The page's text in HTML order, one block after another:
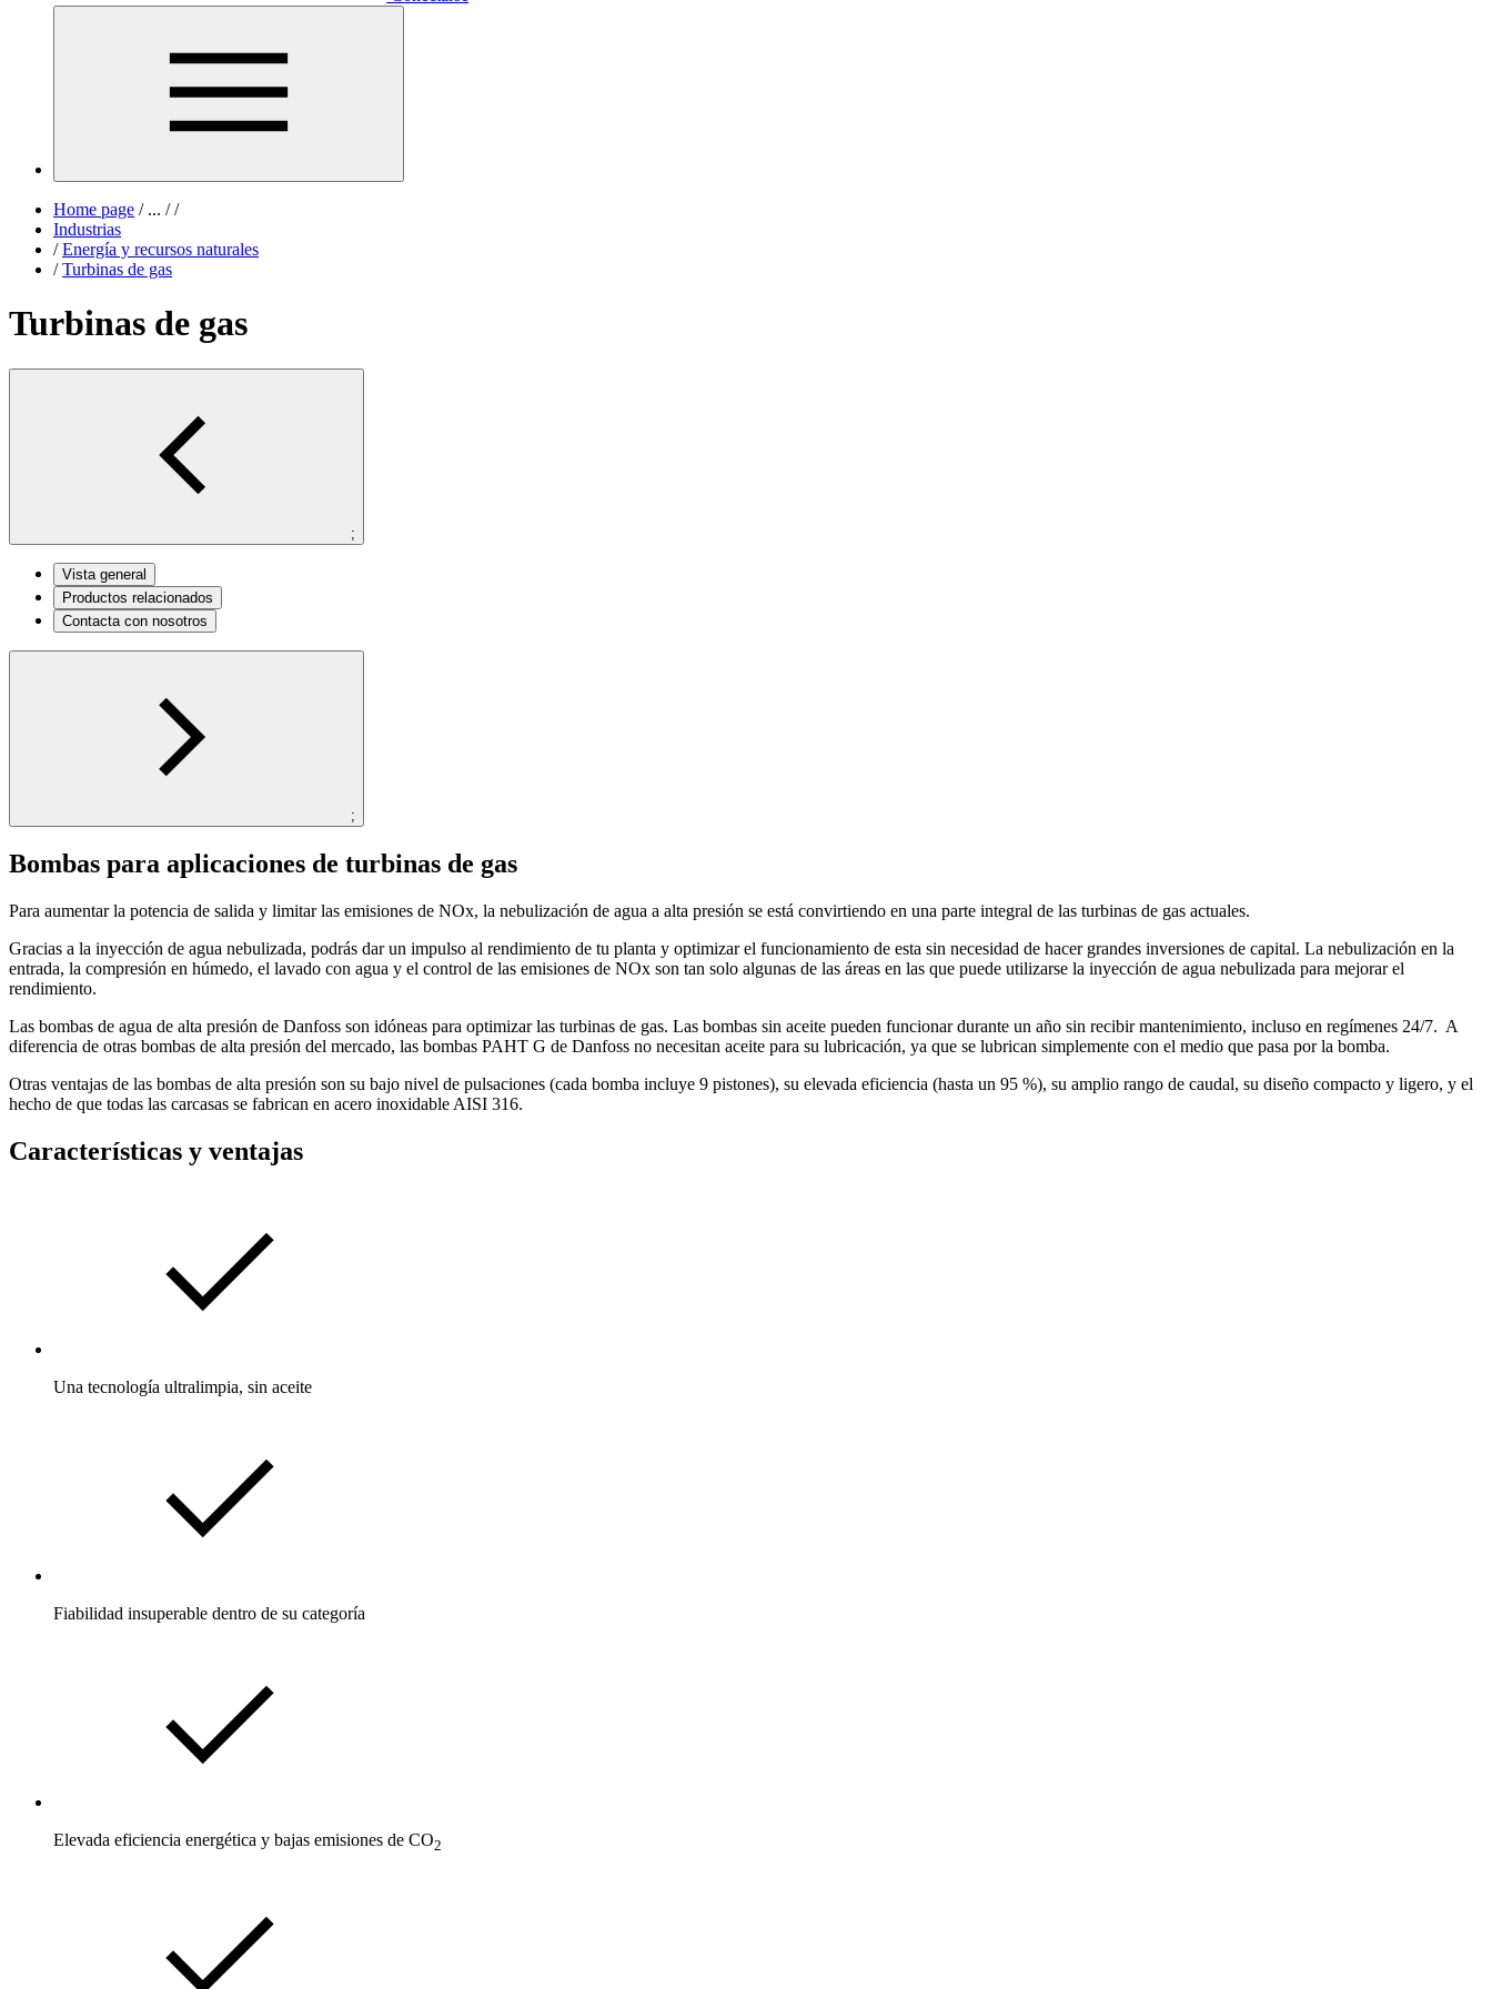
Home page /... / /
Industrias
/ Energía y recursos naturales
/ Turbinas de gas
Turbinas de gas
;
Vista general
Productos relacionados
Contacta con nosotros
;
Bombas para aplicaciones de turbinas de gas
Para aumentar la potencia de salida y limitar las emisiones de NOx, la nebulización de agua a alta presión se está convirtiendo en una parte integral de las turbinas de gas actuales.
Gracias a la inyección de agua nebulizada, podrás dar un impulso al rendimiento de tu planta y optimizar el funcionamiento de esta sin necesidad de hacer grandes inversiones de capital. La nebulización en la
entrada, la compresión en húmedo, el lavado con agua y el control de las emisiones de NOx son tan solo algunas de las áreas en las que puede utilizarse la inyección de agua nebulizada para mejorar el
rendimiento.
Las bombas de agua de alta presión de Danfoss son idóneas para optimizar las turbinas de gas. Las bombas sin aceite pueden funcionar durante un año sin recibir mantenimiento, incluso en regímenes 24/7. A
diferencia de otras bombas de alta presión del mercado, las bombas PAHT G de Danfoss no necesitan aceite para su lubricación, ya que se lubrican simplemente con el medio que pasa por la bomba.
Otras ventajas de las bombas de alta presión son su bajo nivel de pulsaciones (cada bomba incluye 9 pistones), su elevada eficiencia (hasta un 95 %), su amplio rango de caudal, su diseño compacto y ligero, y el
hecho de que todas las carcasas se fabrican en acero inoxidable AISI 316.
Características y ventajas
Una tecnología ultralimpia, sin aceite
Fiabilidad insuperable dentro de su categoría
Elevada eficiencia energética y bajas emisiones de CO2